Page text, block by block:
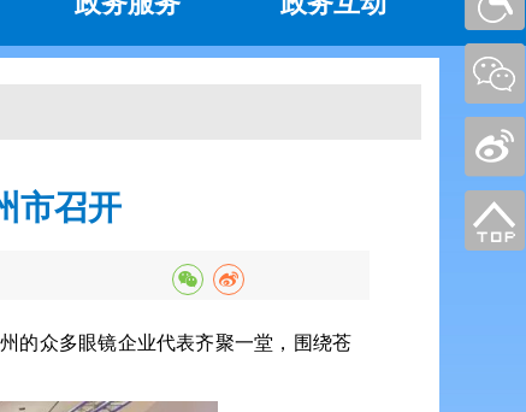
市召开
的众多眼镜企业代表齐聚一堂，围绕苍